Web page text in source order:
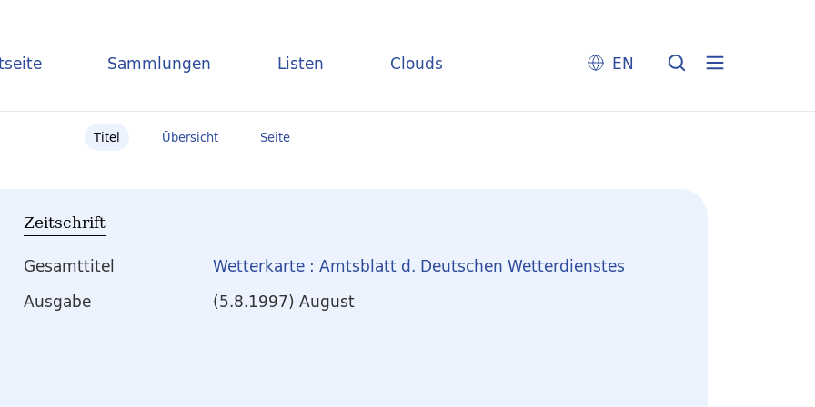
Sammlungen Listen Clouds EN
Titel Übersicht Seite
Zeitschrift
Gesamttitel
Wetterkarte : Amtsblatt d. Deutschen Wetterdienstes
Ausgabe
(5.8.1997) August